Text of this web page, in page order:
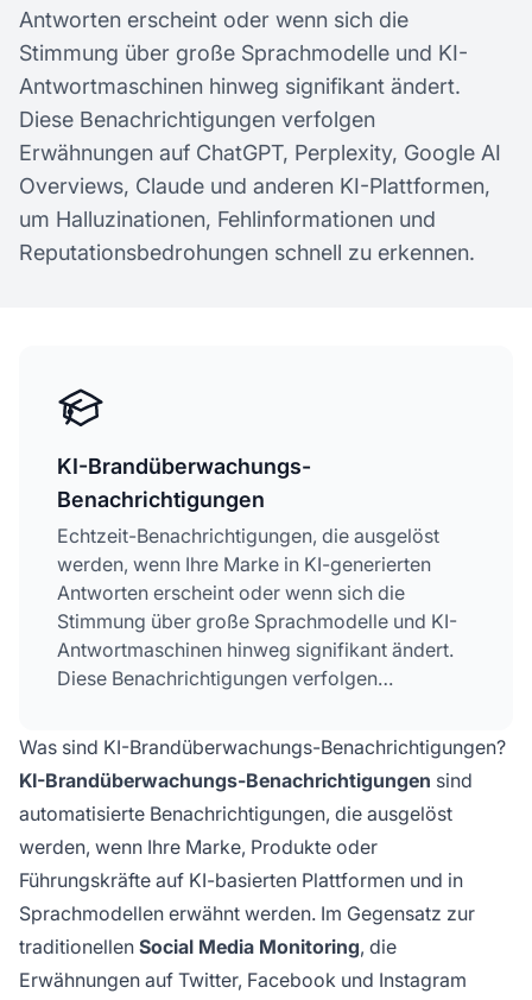
Antworten erscheint oder wenn sich die
Stimmung über große Sprachmodelle und KI-
Antwortmaschinen hinweg signifikant ändert.
Diese Benachrichtigungen verfolgen
Erwähnungen auf ChatGPT, Perplexity, Google AI
Overviews, Claude und anderen KI-Plattformen,
um Halluzinationen, Fehlinformationen und
Reputationsbedrohungen schnell zu erkennen.
KI-Brandüberwachungs-
Benachrichtigungen
Echtzeit-Benachrichtigungen, die ausgelöst
werden, wenn Ihre Marke in KI-generierten
Antworten erscheint oder wenn sich die
Stimmung über große Sprachmodelle und KI-
Antwortmaschinen hinweg signifikant ändert.
Diese Benachrichtigungen verfolgen
AI Overviews, Claude und anderen KI-
Plattformen, um Halluzinationen,
Fehlinformationen und
Reputationsbedrohungen schnell zu erkennen.
Was sind KI-Brandüberwachungs-Benachrichtigungen?
KI-Brandüberwachungs-Benachrichtigungen sind
automatisierte Benachrichtigungen, die ausgelöst
werden, wenn Ihre Marke, Produkte oder
Führungskräfte auf KI-basierten Plattformen und in
Sprachmodellen erwähnt werden. Im Gegensatz zur
traditionellen Social Media Monitoring, die
Erwähnungen auf Twitter, Facebook und Instagram